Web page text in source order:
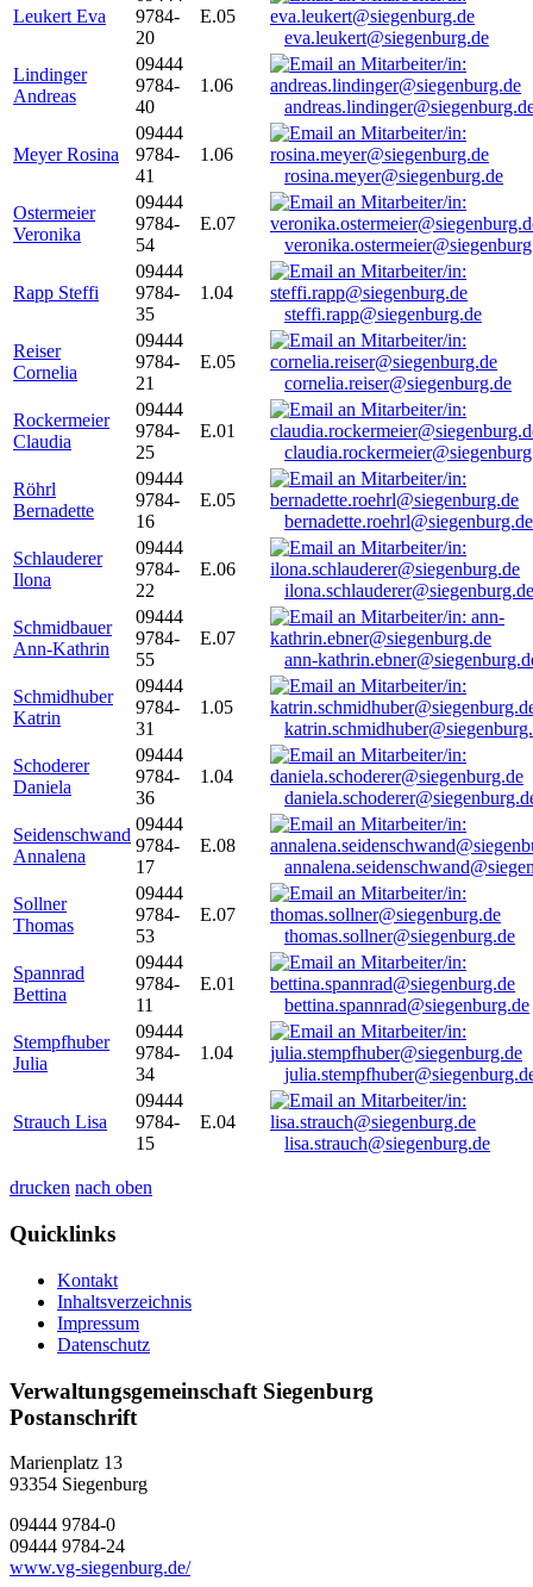
Leukert Eva
9784-
20
E.05
eva.leukert@siegenburg.de
Lindinger
Andreas
09444
9784-
40
1.06
Meyer Rosina
09444
9784-
41
1.06
rosina.meyer@siegenburg.de
Ostermeier
Veronika
09444
9784-
54
E.07
Rapp Steffi
09444
9784-
35
1.04
steffi.rapp@siegenburg.de
Reiser
Cornelia
09444
9784-
21
E.05
cornelia.reiser@siegenburg.de
Rockermeier
Claudia
09444
9784-
25
E.01
Röhrl
Bernadette
09444
9784-
16
E.05
bernadette.roehrl@siegenburg.de
Schlauderer
Ilona
09444
9784-
22
E.06
ilona.schlauderer@siegenburg.de
Schmidbauer
Ann-Kathrin
09444
9784-
55
E.07
ann-
Schmidhuber
Katrin
09444
9784-
31
1.05
Schoderer
Daniela
09444
9784-
36
1.04
Seidenschwand
Annalena
09444
9784-
17
E.08
Sollner
Thomas
09444
9784-
53
E.07
thomas.sollner@siegenburg.de
Spannrad
Bettina
09444
9784-
11
E.01
bettina.spannrad@siegenburg.de
Stempfhuber
Julia
09444
9784-
34
1.04
Strauch Lisa
09444
9784-
15
E.04
lisa.strauch@siegenburg.de
drucken nach oben
Quicklinks
Kontakt
Inhaltsverzeichnis
Impressum
Datenschutz
Verwaltungsgemeinschaft Siegenburg
Postanschrift
Marienplatz 13
93354 Siegenburg
09444 9784-0
09444 9784-24
www.vg-siegenburg.de/